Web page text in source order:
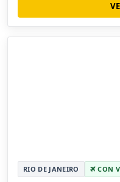
RIO DE JANEIRO CON